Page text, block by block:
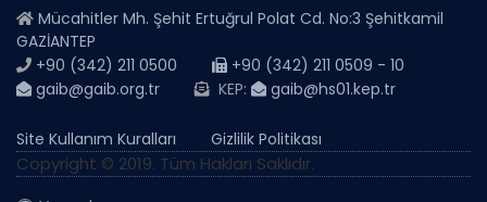
Mücahitler Mh. Şehit Ertuğrul Polat Cd. No:3 Şehitkamil
GAZİANTEP
+90 (342) 211 0500
+90 (342) 211 0509 - 10
gaib@gaib.org.tr
KEP: gaib@hs01.kep.tr
Site Kullanım Kuralları Gizlilik Politikası
Copyright © 2019. Tüm Hakları Saklıdır.